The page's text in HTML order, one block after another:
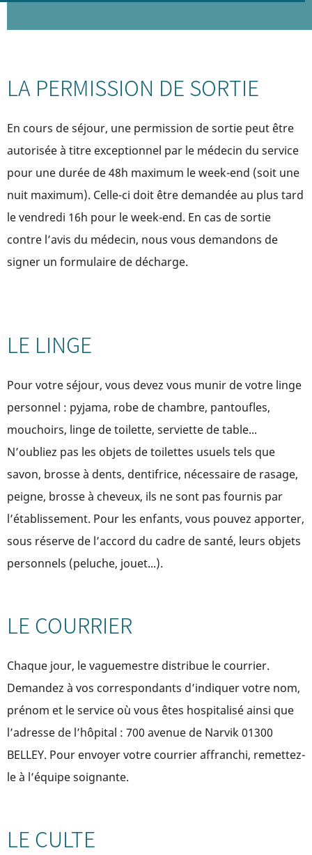
LA PERMISSION DE SORTIE
En cours de séjour, une permission de sortie peut être
autorisée à titre exceptionnel par le médecin du service
pour une durée de 48h maximum le week-end (soit une
nuit maximum). Celle-ci doit être demandée au plus tard
le vendredi 16h pour le week-end. En cas de sortie
contre l’avis du médecin, nous vous demandons de
signer un formulaire de décharge.
LE LINGE
Pour votre séjour, vous devez vous munir de votre linge
personnel : pyjama, robe de chambre, pantoufles,
mouchoirs, linge de toilette, serviette de table...
N’oubliez pas les objets de toilettes usuels tels que
savon, brosse à dents, dentifrice, nécessaire de rasage,
peigne, brosse à cheveux, ils ne sont pas fournis par
l’établissement. Pour les enfants, vous pouvez apporter,
sous réserve de l’accord du cadre de santé, leurs objets
personnels (peluche, jouet...).
LE COURRIER
Chaque jour, le vaguemestre distribue le courrier.
Demandez à vos correspondants d’indiquer votre nom,
prénom et le service où vous êtes hospitalisé ainsi que
l’adresse de l’hôpital : 700 avenue de Narvik 01300
BELLEY. Pour envoyer votre courrier affranchi, remettez-
le à l’équipe soignante.
LE CULTE